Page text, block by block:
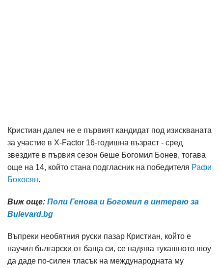
Кристиан далеч не е първият кандидат под изискваната
за участие в X-Factor 16-годишна възраст - сред
звездите в първия сезон беше Богомил Бонев, тогава
още на 14, който стана подгласник на победителя Рафи
Бохосян.
Виж още: Поли Генова и Богомил в интервю за
Bulevard.bg
Въпреки необятния руски пазар Кристиан, който е
научил български от баща си, се надява тукашното шоу
да даде по-силен тласък на международната му